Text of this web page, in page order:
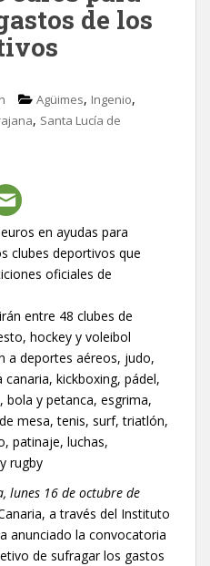
de los
Agüimes, Ingenio,
, Santa Lucía de
en ayudas para
clubes deportivos que
oficiales de
entre 48 clubes de
hockey y voleibol
a deportes aéreos, judo,
kickboxing, pádel,
bola y petanca, esgrima,
mesa, tenis, surf, triatlón,
patinaje, luchas,
rugby
lunes 16 de octubre de
a través del Instituto
anunciado la convocatoria
de sufragar los gastos